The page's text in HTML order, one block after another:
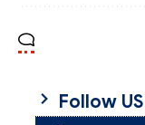
Follow US